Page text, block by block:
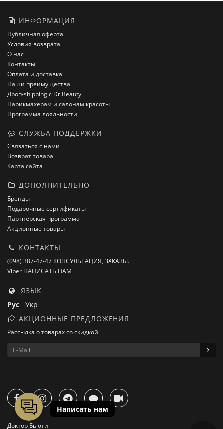
ИНФОРМАЦИЯ
Публичная оферта
Условия возврата
О нас
Контакты
Оплата и доставка
Наши преимущества
Дроп-shipping с Dr Beauty
Парикмахерам и салонам красоты
Программа лояльности
СЛУЖБА ПОДДЕРЖКИ
Связаться с нами
Возврат товара
Карта сайта
ДОПОЛНИТЕЛЬНО
Бренды
Подарочные сертификаты
Партнёрская программа
Акционные товары
КОНТАКТЫ
(098) 387-47-47 КОНСУЛЬТАЦИЯ, ЗАКАЗЫ.
Viber НАПИСАТЬ НАМ
ЯЗЫК
Рус Укр
АКЦИОННЫЕ ПРЕДЛОЖЕНИЯ
Рассылка о товарах со скидкой
Доктор Бьюти